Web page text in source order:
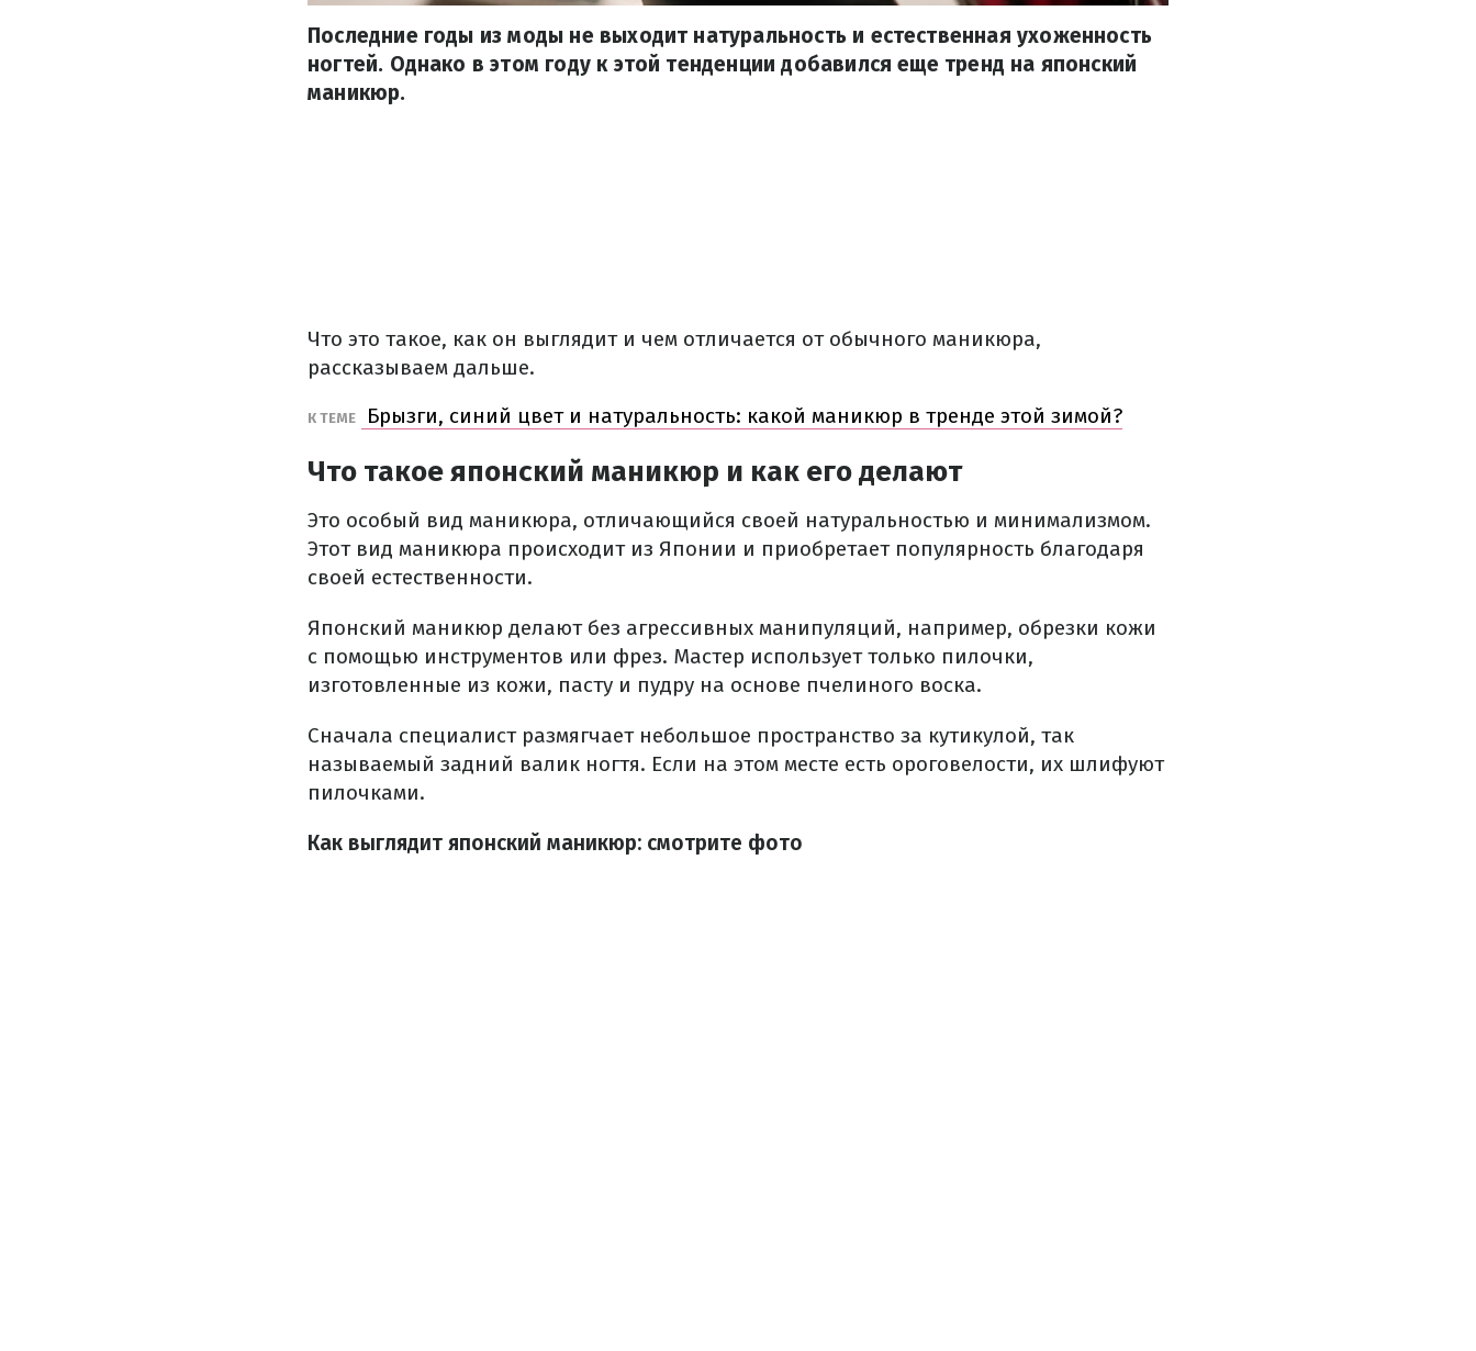
Последние годы из моды не выходит натуральность и естественная ухоженность
ногтей. Однако в этом году к этой тенденции добавился еще тренд на японский
маникюр.
Что это такое, как он выглядит и чем отличается от обычного маникюра,
рассказываем дальше.
К ТЕМЕ Брызги, синий цвет и натуральность: какой маникюр в тренде этой зимой?
Что такое японский маникюр и как его делают
Это особый вид маникюра, отличающийся своей натуральностью и минимализмом.
Этот вид маникюра происходит из Японии и приобретает популярность благодаря
своей естественности.
Японский маникюр делают без агрессивных манипуляций, например, обрезки кожи
с помощью инструментов или фрез. Мастер использует только пилочки,
изготовленные из кожи, пасту и пудру на основе пчелиного воска.
Сначала специалист размягчает небольшое пространство за кутикулой, так
называемый задний валик ногтя. Если на этом месте есть ороговелости, их шлифуют
пилочками.
Как выглядит японский маникюр: смотрите фото